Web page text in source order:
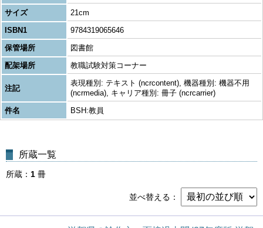
サイズ
21cm
ISBN1
9784319065646
保管場所
図書館
配架場所
教職試験対策コーナー
注記
表現種別: テキスト (ncrcontent), 機器種別: 機器不用
(ncrmedia), キャリア種別: 冊子 (ncrcarrier)
件名
BSH:教員
所蔵一覧
所蔵 1 冊
並べ替える